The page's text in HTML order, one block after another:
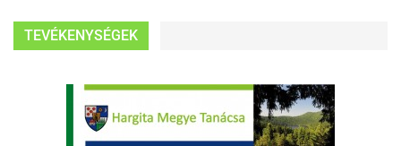
TEVÉKENYSÉGEK